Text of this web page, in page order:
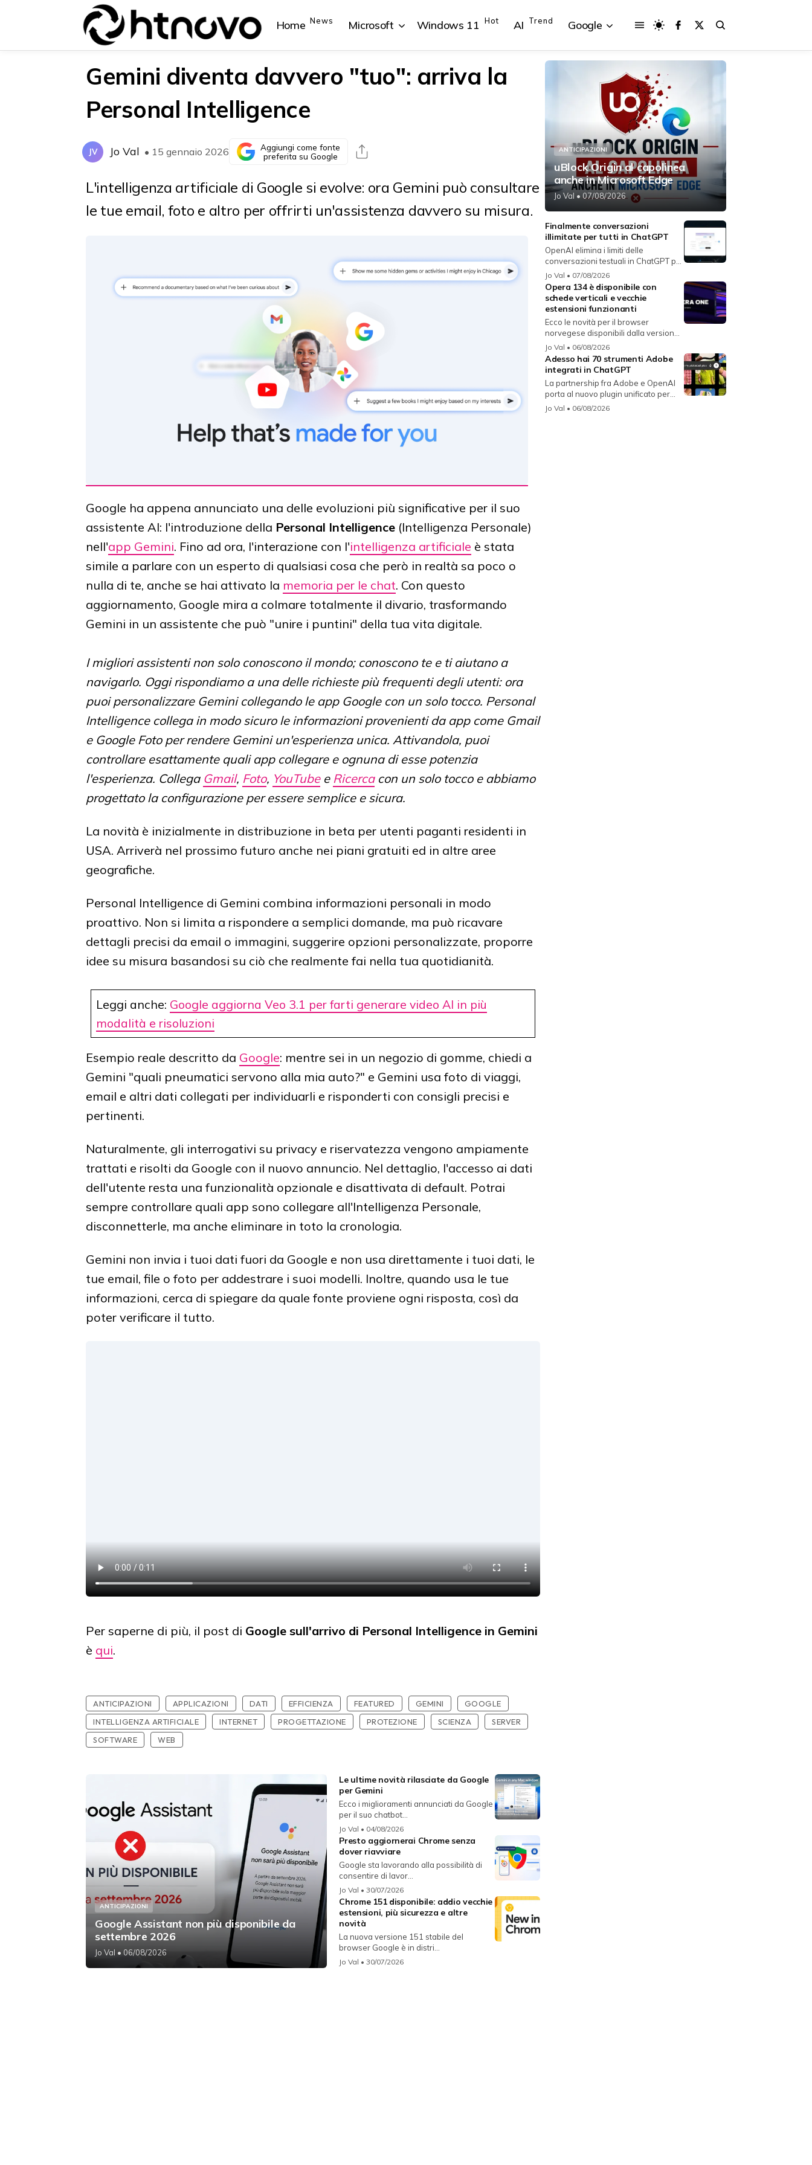
Home News Microsoft
{{POSTS[0].LABEL}} {{POSTS[1].LABEL}} {{POSTS[3].LABEL}}
{{posts[3].title}}
Windows 11 Hot AI Trend Google
{{POSTS[0].LABEL}} {{POSTS[1].LABEL}} {{POSTS[3].LABEL}}
{{posts[3].title}}
Gemini diventa davvero "tuo": arriva la
Personal Intelligence
JV Jo Val • 15 gennaio 2026
Aggiungi come fonte
preferita su Google
L'intelligenza artificiale di Google si evolve: ora Gemini può consultare
le tue email, foto e altro per offrirti un'assistenza davvero su misura.
Google ha appena annunciato una delle evoluzioni più significative per il suo
assistente AI: l'introduzione della Personal Intelligence (Intelligenza Personale)
nell'app Gemini. Fino ad ora, l'interazione con l'intelligenza artificiale è stata
simile a parlare con un esperto di qualsiasi cosa che però in realtà sa poco o
nulla di te, anche se hai attivato la memoria per le chat. Con questo
aggiornamento, Google mira a colmare totalmente il divario, trasformando
Gemini in un assistente che può "unire i puntini" della tua vita digitale.
I migliori assistenti non solo conoscono il mondo; conoscono te e ti aiutano a
navigarlo. Oggi rispondiamo a una delle richieste più frequenti degli utenti: ora
puoi personalizzare Gemini collegando le app Google con un solo tocco. Personal
Intelligence collega in modo sicuro le informazioni provenienti da app come Gmail
e Google Foto per rendere Gemini un'esperienza unica. Attivandola, puoi
controllare esattamente quali app collegare e ognuna di esse potenzia
l'esperienza. Collega Gmail, Foto, YouTubee Ricercacon un solo tocco e abbiamo
progettato la configurazione per essere semplice e sicura.
La novità è inizialmente in distribuzione in beta per utenti paganti residenti in
USA. Arriverà nel prossimo futuro anche nei piani gratuiti ed in altre aree
geografiche.
Personal Intelligence di Gemini combina informazioni personali in modo
proattivo. Non si limita a rispondere a semplici domande, ma può ricavare
dettagli precisi da email o immagini, suggerire opzioni personalizzate, proporre
idee su misura basandosi su ciò che realmente fai nella tua quotidianità.
Leggi anche: Google aggiorna Veo 3.1 per farti generare video AI in più
modalità e risoluzioni
Esempio reale descritto da Google: mentre sei in un negozio di gomme, chiedi a
Gemini "quali pneumatici servono alla mia auto?" e Gemini usa foto di viaggi,
email e altri dati collegati per individuarli e risponderti con consigli precisi e
pertinenti.
Naturalmente, gli interrogativi su privacy e riservatezza vengono ampiamente
trattati e risolti da Google con il nuovo annuncio. Nel dettaglio, l'accesso ai dati
dell'utente resta una funzionalità opzionale e disattivata di default. Potrai
sempre controllare quali app sono collegare all'Intelligenza Personale,
disconnetterle, ma anche eliminare in toto la cronologia.
Gemini non invia i tuoi dati fuori da Google e non usa direttamente i tuoi dati, le
tue email, file o foto per addestrare i suoi modelli. Inoltre, quando usa le tue
informazioni, cerca di spiegare da quale fonte proviene ogni risposta, così da
poter verificare il tutto.
Per saperne di più, il post di Google sull'arrivo di Personal Intelligence in Gemini
è qui.
ANTICIPAZIONI APPLICAZIONI DATI EFFICIENZA FEATURED GEMINI
GOOGLE
INTELLIGENZA ARTIFICIALE
INTERNET PROGETTAZIONE PROTEZIONE SCIENZA
SERVER
SOFTWARE
WEB
ANTICIPAZIONI
Google Assistant non più disponibile da
settembre 2026
Jo Val • 06/08/2026
Le ultime novità rilasciate da Google
per Gemini
Ecco i miglioramenti annunciati da Google
per il suo chatbot...
Jo Val • 04/08/2026
Presto aggiornerai Chrome senza
dover riavviare
Google sta lavorando alla possibilità di
consentire di lavor...
Jo Val • 30/07/2026
Chrome 151 disponibile: addio vecchie
estensioni, più sicurezza e altre
novità
La nuova versione 151 stabile del
browser Google è in distri...
Jo Val • 30/07/2026
ANTICIPAZIONI
uBlock Origin al capolinea
anche in Microsoft Edge
Jo Val • 07/08/2026
Finalmente conversazioni
illimitate per tutti in ChatGPT
OpenAI elimina i limiti delle
conversazioni testuali in ChatGPT per
i...Jo Val • 07/08/2026
Opera 134 è disponibile con
schede verticali e vecchie
estensioni funzionanti
Ecco le novità per il browser
norvegese disponibili dalla versione
134...
Jo Val • 06/08/2026
Adesso hai 70 strumenti Adobe
integrati in ChatGPT
La partnership fra Adobe e OpenAI
porta al nuovo plugin unificato per...
Jo Val • 06/08/2026